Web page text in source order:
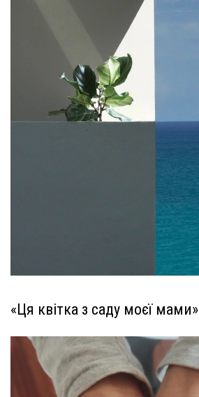
«Ця квітка з саду моєї мами»